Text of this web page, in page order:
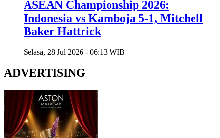
ASEAN Championship 2026:
Indonesia vs Kamboja 5-1, Mitchell
Baker Hattrick
Selasa, 28 Jul 2026 - 06:13 WIB
ADVERTISING